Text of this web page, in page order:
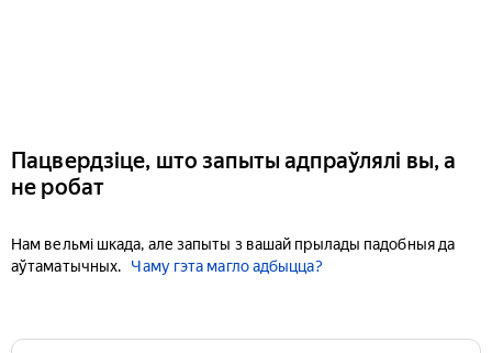
Пацвердзіце, што запыты адпраўлялі вы, а
не робат
Нам вельмі шкада, але запыты з вашай прылады падобныя да
аўтаматычных.
Чаму гэта магло адбыцца?